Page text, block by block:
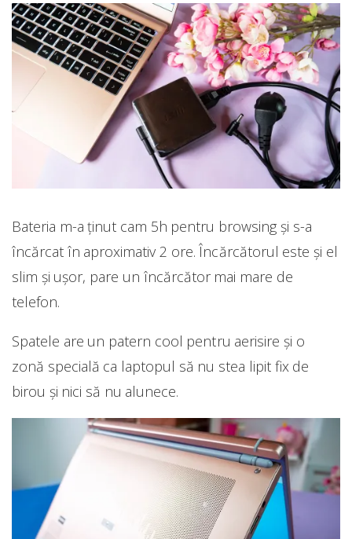
Bateria m-a ținut cam 5h pentru browsing și s-a
încărcat în aproximativ 2 ore. Încărcătorul este și el
slim și ușor, pare un încărcător mai mare de
telefon.
Spatele are un patern cool pentru aerisire și o
zonă specială ca laptopul să nu stea lipit fix de
birou și nici să nu alunece.